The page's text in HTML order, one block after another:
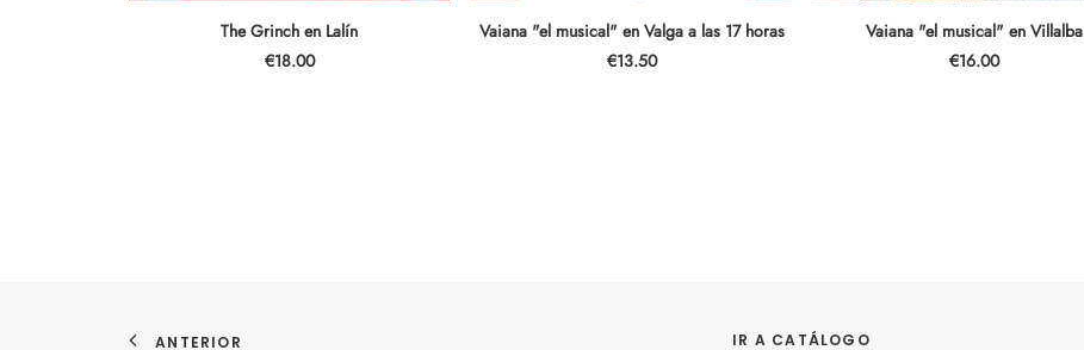
AÑADIR AL CARRITO
The Grinch en Lalín
€18.00
LEER MÁS
Vaiana "el musical" en Valga a las 17 horas
€13.50
LEER MÁS
Vaiana "el musical" en Villalba
€16.00
ANTERIOR IR A CATÁLOGO